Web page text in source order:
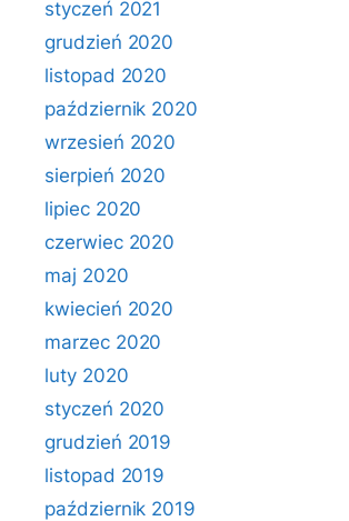
styczeń 2021
grudzień 2020
listopad 2020
październik 2020
wrzesień 2020
sierpień 2020
lipiec 2020
czerwiec 2020
maj 2020
kwiecień 2020
marzec 2020
luty 2020
styczeń 2020
grudzień 2019
listopad 2019
październik 2019